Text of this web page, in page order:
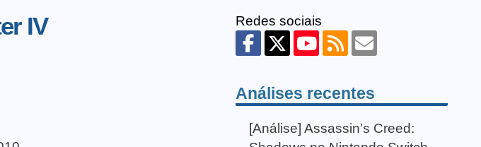
IV Redes sociais
Análises recentes
[Análise] Assassin’s Creed: